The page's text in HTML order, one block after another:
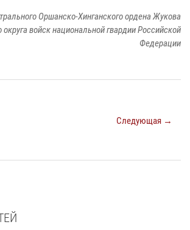
Оршанско-Хинганского ордена Жукова
войск национальной гвардии Российской
Федерации
Следующая →